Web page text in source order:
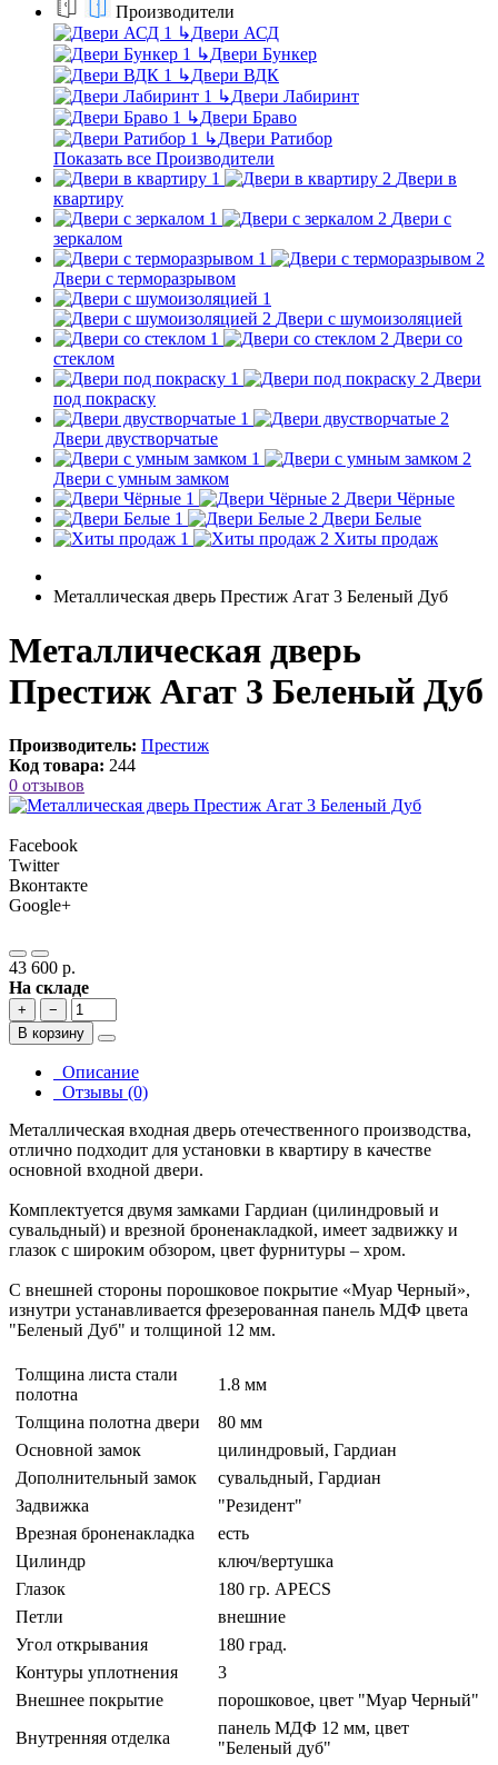
Производители
↳Двери АСД
↳Двери Бункер
↳Двери ВДК
↳Двери Лабиринт
↳Двери Браво
↳Двери Ратибор
Показать все Производители
Двери в
квартиру
Двери с
зеркалом
Двери с терморазрывом
Двери с шумоизоляцией
Двери со
стеклом
Двери
под покраску
Двери двустворчатые
Двери с умным замком
Двери Чёрные
Двери Белые
Хиты продаж
Металлическая дверь Престиж Агат 3 Беленый Дуб
Металлическая дверь
Престиж Агат 3 Беленый Дуб
Производитель: Престиж
Код товара: 244
0 отзывов
Facebook
Twitter
Вконтакте
Google+
43 600 р.
На складе
+
−
В корзину
Описание
Отзывы (0)
Металлическая входная дверь отечественного производства,
отлично подходит для установки в квартиру в качестве
основной входной двери.
Комплектуется двумя замками Гардиан (цилиндровый и
сувальдный) и врезной броненакладкой, имеет задвижку и
глазок c широким обзором, цвет фурнитуры – хром.
С внешней стороны порошковое покрытие «Муар Черный»,
изнутри устанавливается фрезерованная панель МДФ цвета
"Беленый Дуб" и толщиной 12 мм.
Толщина листа стали
полотна
1.8 мм
Толщина полотна двери
80 мм
Основной замок
цилиндровый, Гардиан
Дополнительный замок
сувальдный, Гардиан
Задвижка
"Резидент"
Врезная броненакладка
есть
Цилиндр
ключ/вертушка
Глазок
180 гр. APECS
Петли
внешние
Угол открывания
180 град.
Контуры уплотнения
3
Внешнее покрытие
порошковое, цвет "Муар Черный"
Внутренняя отделка
панель МДФ 12 мм, цвет
"Беленый дуб"